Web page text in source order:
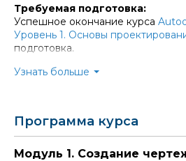
Быстро находить
Специалисты, обладающие этими
Обучение по мировым
пользуются уважением
Требуемая подготовка:
Успешное окончание курса
Уровень 1. Основы
подготовка.
Узнать больше
Программа курса
Модуль 1. Создание